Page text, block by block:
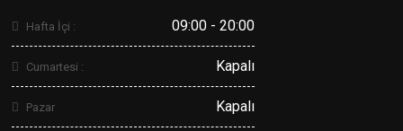
Hafta İçi : 09:00 - 20:00
Cumartesi : Kapalı
Pazar Kapalı